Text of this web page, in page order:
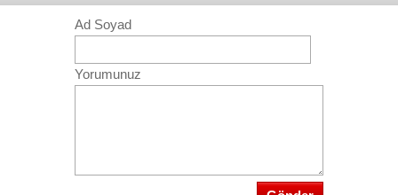
Ad Soyad
Yorumunuz